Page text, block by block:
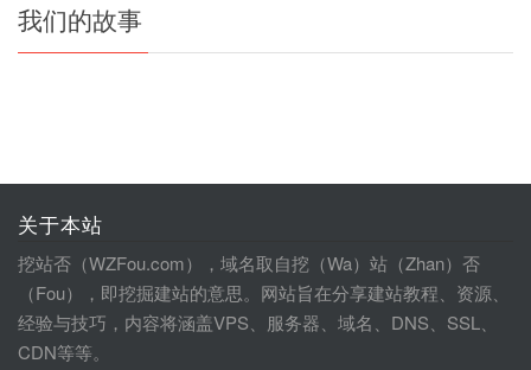
我们的故事
关于本站
挖站否（WZFou.com），域名取自挖（Wa）站（Zhan）否
（Fou），即挖掘建站的意思。网站旨在分享建站教程、资源、
经验与技巧，内容将涵盖VPS、服务器、域名、DNS、SSL、
CDN等等。